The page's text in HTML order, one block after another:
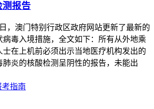
测报告
，澳门特别行政区政府网站更新了最新的
病毒入境措施，全文如下：所有从外地乘
士在上机前必须出示当地医疗机构发出的
肺炎的核酸检测呈阴性的报告，未能出
考指南